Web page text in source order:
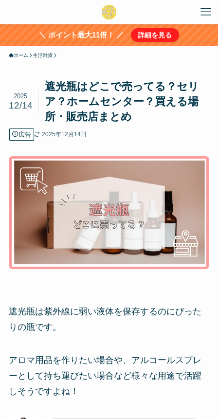
＼ ポイント最大11倍！ ／ 詳細を見る
ホーム 生活雑貨
遮光瓶はどこで売ってる？セリ
ア？ホームセンター？買える場
所・販売店まとめ
2025
12/14
広告 2025年12月14日
遮光瓶は紫外線に弱い液体を保存するのにぴった
りの瓶です。
アロマ用品を作りたい場合や、アルコールスプレ
ーとして持ち運びたい場合など様々な用途で活躍
しそうですよね！